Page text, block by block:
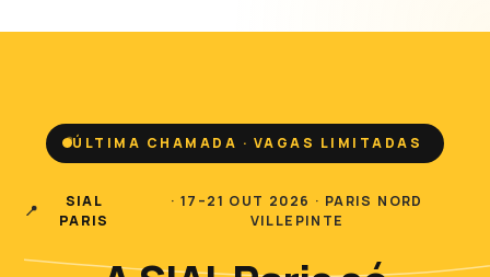
ÚLTIMA CHAMADA · VAGAS LIMITADAS
📍
SIAL
PARIS
· 17–21 OUT 2026 · PARIS NORD
VILLEPINTE